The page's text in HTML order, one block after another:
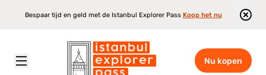
Bespaar tijd en geld met de Istanbul Explorer Pass Koop het nu
Nu kopen
Istanbul Explorer Pass \ Blog \ Geldtips voor toeristen in Istanbul: Slim besteden